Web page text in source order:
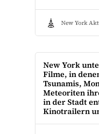
New York
New York
Filme, in
Tsunamis,
Meteoriten
in der Stadt
Kinotrailern